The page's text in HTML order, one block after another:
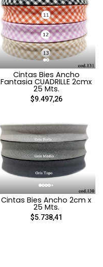
Cintas Bies Ancho
Fantasia CUADRILLE 2cmx
25 Mts.
$9.497,26
Cintas Bies Ancho 2cm x
25 Mts.
$5.738,41